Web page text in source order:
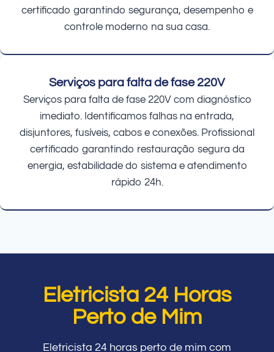
certificado garantindo segurança, desempenho e
controle moderno na sua casa.
Serviços para falta de fase 220V
Serviços para falta de fase 220V com diagnóstico
imediato. Identificamos falhas na entrada,
disjuntores, fusíveis, cabos e conexões. Profissional
certificado garantindo restauração segura da
energia, estabilidade do sistema e atendimento
rápido 24h.
Eletricista 24 Horas
Perto de Mim
Eletricista 24 horas perto de mim com